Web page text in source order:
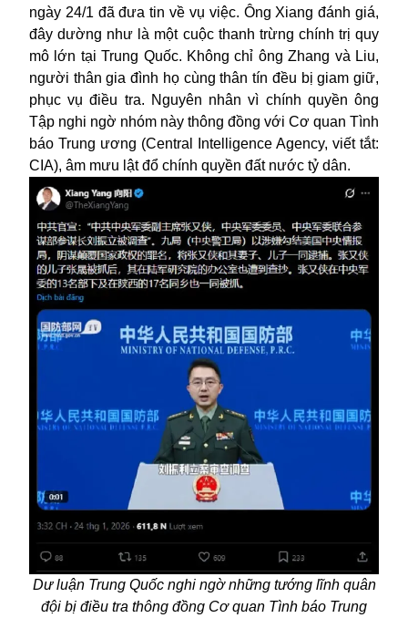
ngày 24/1 đã đưa tin về vụ việc. Ông Xiang đánh giá,
đây dường như là một cuộc thanh trừng chính trị quy
mô lớn tại Trung Quốc. Không chỉ ông Zhang và Liu,
người thân gia đình họ cùng thân tín đều bị giam giữ,
phục vụ điều tra. Nguyên nhân vì chính quyền ông
Tập nghi ngờ nhóm này thông đồng với Cơ quan Tình
báo Trung ương (Central Intelligence Agency, viết tắt:
CIA), âm mưu lật đổ chính quyền đất nước tỷ dân.
Dư luận Trung Quốc nghi ngờ những tướng lĩnh quân
đội bị điều tra thông đồng Cơ quan Tình báo Trung